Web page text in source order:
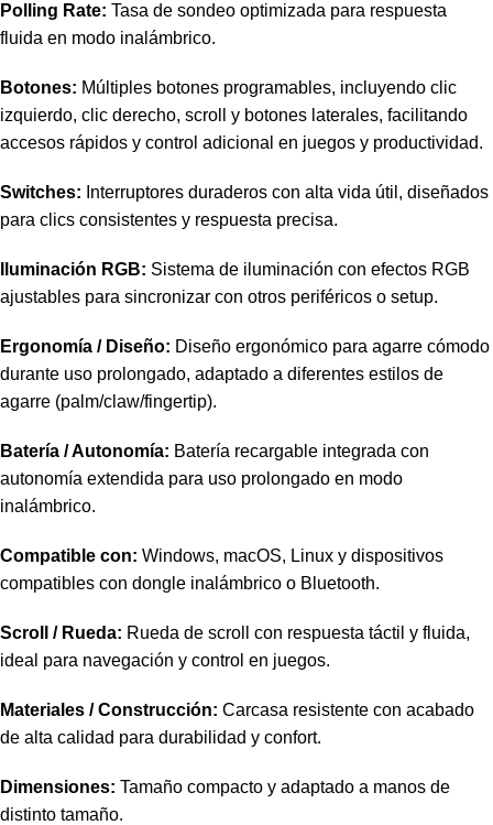
Polling Rate: Tasa de sondeo optimizada para respuesta
fluida en modo inalámbrico.
Botones: Múltiples botones programables, incluyendo clic
izquierdo, clic derecho, scroll y botones laterales, facilitando
accesos rápidos y control adicional en juegos y productividad.
Switches: Interruptores duraderos con alta vida útil, diseñados
para clics consistentes y respuesta precisa.
Iluminación RGB: Sistema de iluminación con efectos RGB
ajustables para sincronizar con otros periféricos o setup.
Ergonomía / Diseño: Diseño ergonómico para agarre cómodo
durante uso prolongado, adaptado a diferentes estilos de
agarre (palm/claw/fingertip).
Batería / Autonomía: Batería recargable integrada con
autonomía extendida para uso prolongado en modo
inalámbrico.
Compatible con: Windows, macOS, Linux y dispositivos
compatibles con dongle inalámbrico o Bluetooth.
Scroll / Rueda: Rueda de scroll con respuesta táctil y fluida,
ideal para navegación y control en juegos.
Materiales / Construcción: Carcasa resistente con acabado
de alta calidad para durabilidad y confort.
Dimensiones: Tamaño compacto y adaptado a manos de
distinto tamaño.